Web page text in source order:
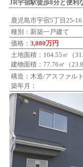
JR宇宿駅徒歩8分と便利
鹿児島市宇宿5丁目25-16
種別：新築一戸建て
価格：3,080万円
土地面積：104.55㎡（
建物面積：77.76㎡（
構造：木造/アスファル
築年月：